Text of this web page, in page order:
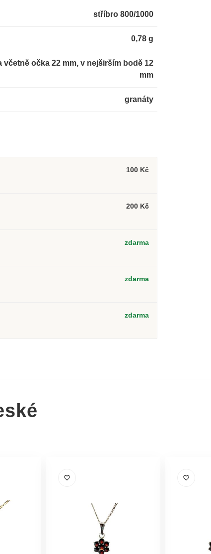
stříbro 800/1000
0,78 g
včetně očka 22 mm, v nejširším bodě 12
mm
granáty
100 Kč
200 Kč
zdarma
zdarma
zdarma